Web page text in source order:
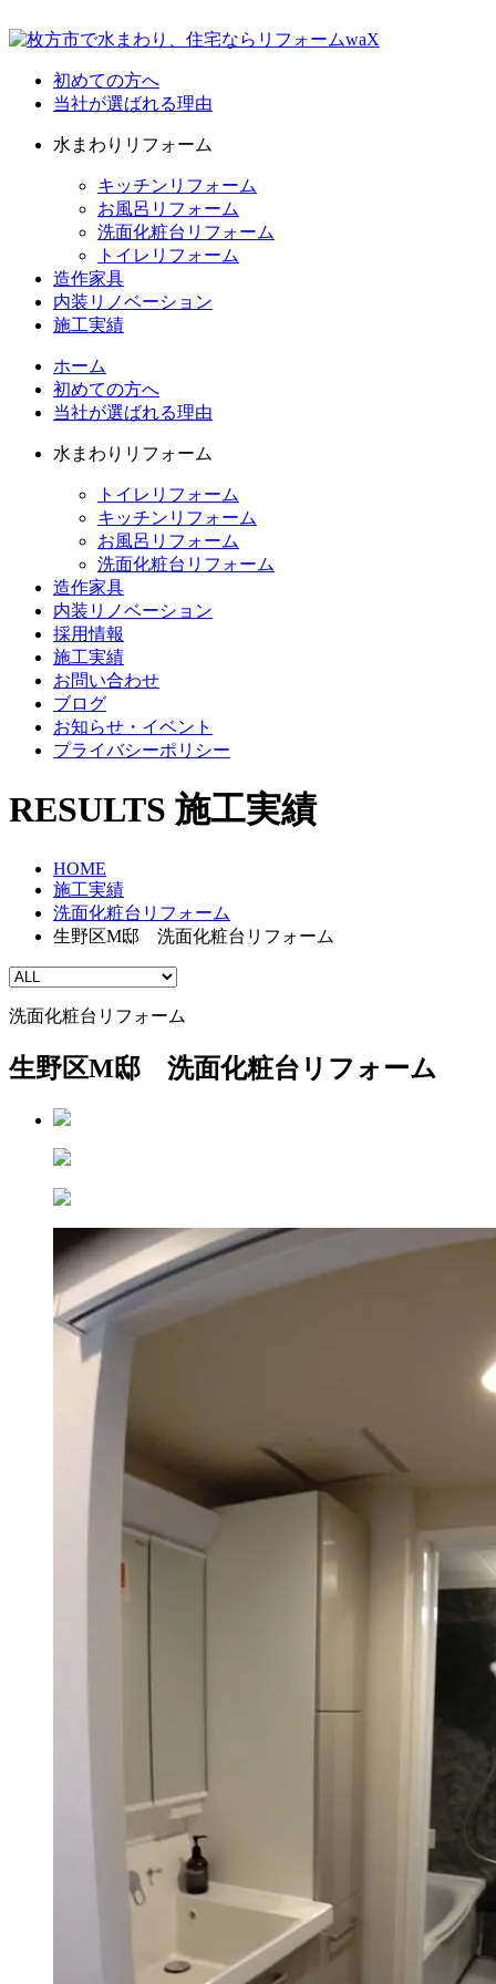
初めての方へ
当社が選ばれる理由
水まわりリフォーム
キッチンリフォーム
お風呂リフォーム
洗面化粧台リフォーム
トイレリフォーム
造作家具
内装リノベーション
施工実績
ホーム
初めての方へ
当社が選ばれる理由
水まわりリフォーム
トイレリフォーム
キッチンリフォーム
お風呂リフォーム
洗面化粧台リフォーム
造作家具
内装リノベーション
採用情報
施工実績
お問い合わせ
ブログ
お知らせ・イベント
プライバシーポリシー
RESULTS 施工実績
HOME
施工実績
洗面化粧台リフォーム
生野区M邸 洗面化粧台リフォーム
洗面化粧台リフォーム
生野区M邸 洗面化粧台リフォーム